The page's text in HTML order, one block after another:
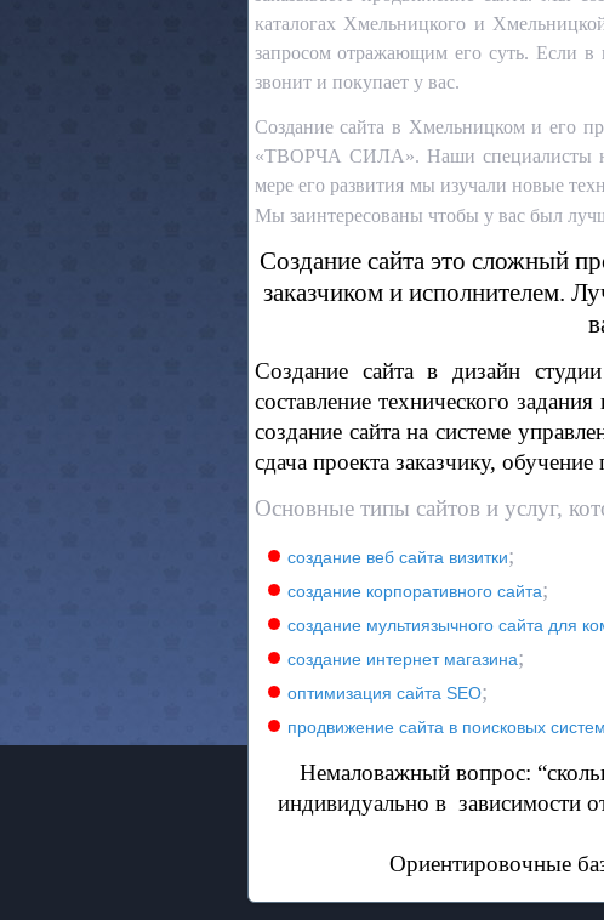
каталогах Хмельницкого и
запросом отражающим его суть. Если в
звонит и покупает у вас.
Создание сайта в Хмельницком и его
«ТВОРЧА СИЛА». Наши специалисты
мере его развития мы изучали новые
Мы заинтересованы чтобы у вас был
Создание сайта это сложный
заказчиком и исполнителем.
Создание сайта в дизайн
составление технического
создание сайта на системе
сдача проекта заказчику, обучение
Основные типы сайтов и услуг,
создание веб сайта визитки;
создание корпоративного сайта;
создание мультиязычного сайта для
создание интернет магазина;
оптимизация сайта SEO;
продвижение сайта в поисковых
Немаловажный вопрос:
индивидуально в зависимости
Ориентировочные